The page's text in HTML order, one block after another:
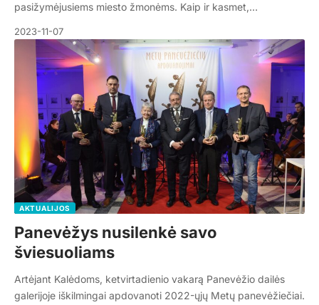
pasižymėjusiems miesto žmonėms. Kaip ir kasmet,…
2023-11-07
AKTUALIJOS
Panevėžys nusilenkė savo
šviesuoliams
Artėjant Kalėdoms, ketvirtadienio vakarą Panevėžio dailės
galerijoje iškilmingai apdovanoti 2022-ųjų Metų panevėžiečiai.